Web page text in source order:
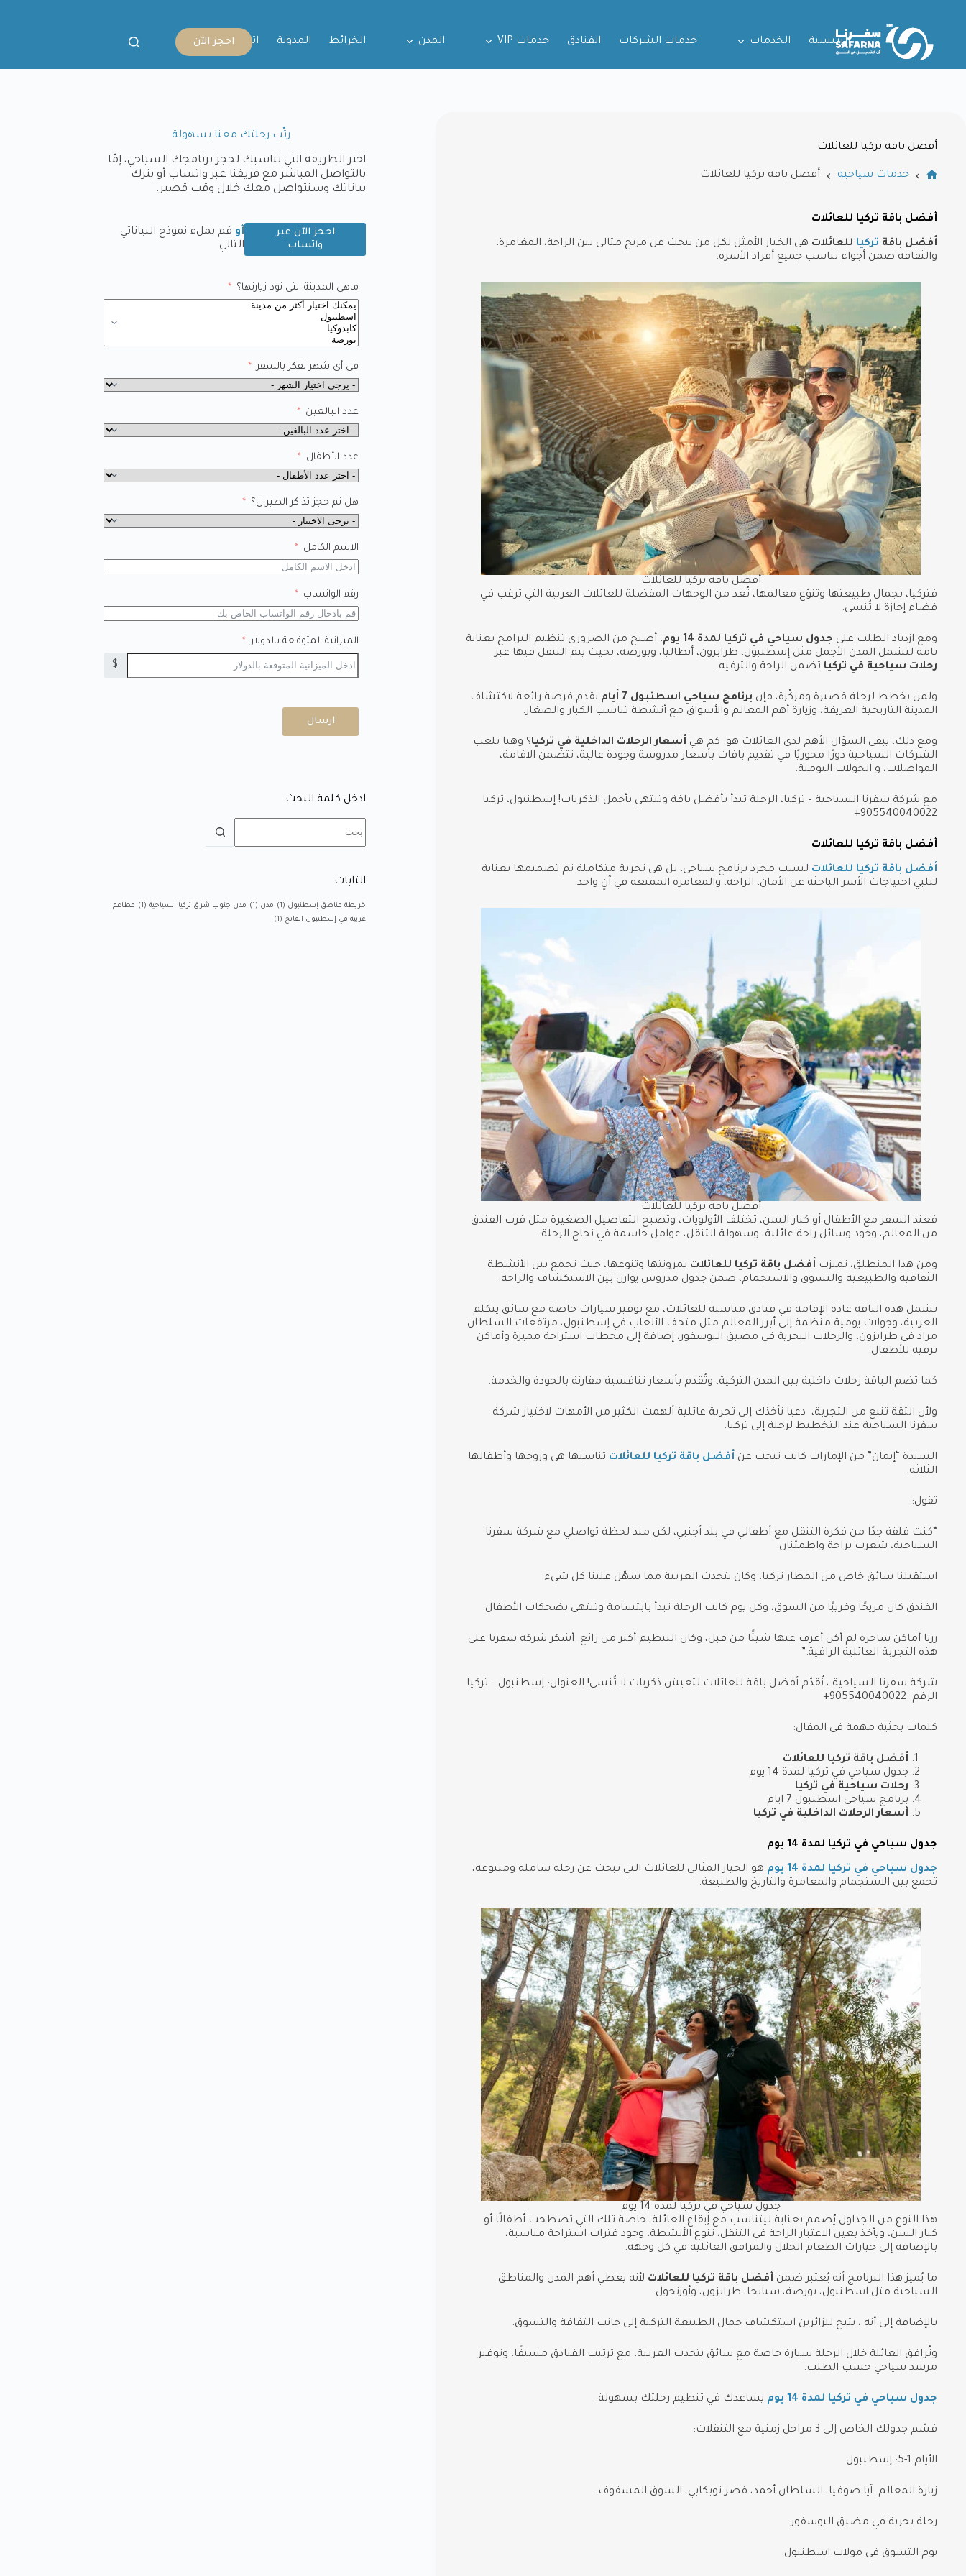
الرئيسية الخدمات خدمات الشركات الفنادق خدمات VIP المدن الخرائط المدونة اتصل بنااحجز الآن
أفضل باقة تركيا للعائلات
خدمات سياحية أفضل باقة تركيا للعائلات
أفضل باقة تركيا للعائلات
أفضل باقة تركيا للعائلات هي الخيار الأمثل لكل من يبحث عن مزيج مثالي بين الراحة، المغامرة،
والثقافة ضمن أجواء تناسب جميع أفراد الأسرة.
أفضل باقة تركيا للعائلات
فتركيا، بجمال طبيعتها وتنوّع معالمها، تُعد من الوجهات المفضلة للعائلات العربية التي ترغب في
قضاء إجازة لا تُنسى.
ومع ازدياد الطلب على جدول سياحي في تركيا لمدة 14 يوم
، أصبح من الضروري تنظيم البرامج بعناية
تامة لتشمل المدن الأجمل مثل إسطنبول، طرابزون، أنطاليا، وبورصة، بحيث يتم التنقل فيها عبر
رحلات سياحية في تركيا تضمن الراحة والترفيه.
ولمن يخطط لرحلة قصيرة ومركّزة، فإن برنامج سياحي اسطنبول 7 أيام
يقدم فرصة رائعة لاكتشاف
المدينة التاريخية العريقة، وزيارة أهم المعالم والأسواق مع أنشطة تناسب الكبار والصغار.
ومع ذلك، يبقى السؤال الأهم لدى العائلات هو: كم هي أسعار الرحلات الداخلية في تركيا؟ وهنا تلعب
الشركات السياحية دورًا محوريًا في تقديم باقات بأسعار مدروسة وجودة عالية، تتضمن الاقامة،
المواصلات، و الجولات اليومية.
مع شركة سفرنا السياحية – تركيا، الرحلة تبدأ بأفضل باقة وتنتهي بأجمل الذكريات! إسطنبول، تركيا
905540040022+
أفضل باقة تركيا للعائلات
أفضل باقة تركيا للعائلات ليست مجرد برنامج سياحي، بل هي تجربة متكاملة تم تصميمها بعناية
لتلبي احتياجات الأسر الباحثة عن الأمان، الراحة، والمغامرة الممتعة في آنٍ واحد.
أفضل باقة تركيا للعائلات
فعند السفر مع الأطفال أو كبار السن، تختلف الأولويات، وتصبح التفاصيل الصغيرة مثل قرب الفندق
من المعالم، وجود وسائل راحة عائلية، وسهولة التنقل، عوامل حاسمة في نجاح الرحلة.
ومن هذا المنطلق، تميزت أفضل باقة تركيا للعائلات بمرونتها وتنوعها، حيث تجمع بين الأنشطة
الثقافية والطبيعية والتسوق والاستجمام، ضمن جدول مدروس يوازن بين الاستكشاف والراحة.
تشمل هذه الباقة عادة الإقامة في فنادق مناسبة للعائلات، مع توفير سيارات خاصة مع سائق يتكلم
العربية، وجولات يومية منظمة إلى أبرز المعالم مثل متحف الألعاب في إسطنبول، مرتفعات السلطان
مراد في طرابزون، والرحلات البحرية في مضيق البوسفور، إضافة إلى محطات استراحة مميزة وأماكن
ترفيه للأطفال.
كما تضم الباقة رحلات داخلية بين المدن التركية، وتُقدم بأسعار تنافسية مقارنة بالجودة والخدمة.
ولأن الثقة تنبع من التجربة، دعيا نأخذك إلى تجربة عائلية ألهمت الكثير من الأمهات لاختيار شركة
سفرنا السياحية عند التخطيط لرحلة إلى تركيا:
السيدة “إيمان” من الإمارات كانت تبحث عن أفضل باقة تركيا للعائلات تناسبها هي وزوجها وأطفالها
الثلاثة.
تقول:
“كنت قلقة جدًا من فكرة التنقل مع أطفالي في بلد أجنبي، لكن منذ لحظة تواصلي مع شركة سفرنا
السياحية، شعرت براحة واطمئنان.
استقبلنا سائق خاص من المطار تركيا، وكان يتحدث العربية مما سهّل علينا كل شيء.
الفندق كان مريحًا وقريبًا من السوق، وكل يوم كانت الرحلة تبدأ بابتسامة وتنتهي بضحكات الأطفال.
زرنا أماكن ساحرة لم أكن أعرف عنها شيئًا من قبل، وكان التنظيم أكثر من رائع. أشكر شركة سفرنا على
هذه التجربة العائلية الراقية.”
شركة سفرنا السياحية ، نُقدّم أفضل باقة للعائلات لتعيش ذكريات لا تُنسى! العنوان: إسطنبول – تركيا
الرقم: 905540040022+
كلمات بحثية مهمة في المقال:
أفضل باقة تركيا للعائلات
جدول سياحي في تركيا لمدة 14 يوم
رحلات سياحية في تركيا
برنامج سياحي اسطنبول 7 ايام
أسعار الرحلات الداخلية في تركيا
جدول سياحي في تركيا لمدة 14 يوم
جدول سياحي في تركيا لمدة 14 يوم
هو الخيار المثالي للعائلات التي تبحث عن رحلة شاملة ومتنوعة،
تجمع بين الاستجمام والمغامرة والتاريخ والطبيعة.
جدول سياحي في تركيا لمدة 14 يوم
هذا النوع من الجداول يُصمم بعناية ليتناسب مع إيقاع العائلة، خاصة تلك التي تصطحب أطفالًا أو
كبار السن، ويأخذ بعين الاعتبار الراحة في التنقل، تنوع الأنشطة، وجود فترات استراحة مناسبة،
بالإضافة إلى خيارات الطعام الحلال والمرافق العائلية في كل وجهة.
ما يُميز هذا البرنامج أنه يُعتبر ضمن أفضل باقة تركيا للعائلات لأنه يغطي أهم المدن والمناطق
السياحية مثل اسطنبول، بورصة، سبانجا، طرابزون، وأوزنجول.
بالإضافة إلى أنه ، يتيح للزائرين استكشاف جمال الطبيعة التركية إلى جانب الثقافة والتسوق.
وتُرافق العائلة خلال الرحلة سيارة خاصة مع سائق يتحدث العربية، مع ترتيب الفنادق مسبقًا، وتوفير
مرشد سياحي حسب الطلب.
جدول سياحي في تركيا لمدة 14 يوم يساعدك في تنظيم رحلتك بسهولة.
قسّم جدولك الخاص إلى 3 مراحل زمنية مع التنقلات:
الأيام 1-5: إسطنبول
زيارة المعالم: آيا صوفيا، السلطان أحمد، قصر توبكابي، السوق المسقوف.
رحلة بحرية في مضيق البوسفور.
يوم التسوق في مولات اسطنبول.
رتّب رحلتك معنا بسهولة
اختر الطريقة التي تناسبك لحجز برنامجك السياحي، إمّا
بالتواصل المباشر مع فريقنا عبر واتساب أو بترك
بياناتك وسنتواصل معك خلال وقت قصير.
احجز الآن عبر
واتساب
أو قم بملء نموذج البياناتي
التالي
ماهي المدينة التي تود زيارتها؟
في أي شهر تفكر بالسفر
عدد البالغين
عدد الأطفال
هل تم حجز تذاكر الطيران؟
الاسم الكامل
رقم الواتساب
الميزانية المتوقعة بالدولار
$
ارسال
ادخل كلمة البحث
التابات
خريطة مناطق إسطنبول (1) مدن (1) مدن جنوب شرق تركيا السياحية(1)
مطاعم
عربية في إسطنبول الفاتح (1)